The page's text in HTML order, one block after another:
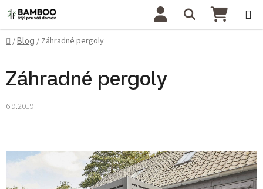
Prejsť na obsah Hľadať
Domov
/Blog / Záhradné pergoly
Záhradné pergoly
6.9.2019